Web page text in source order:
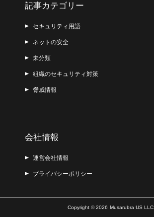
記事カテゴリー
セキュリティ用語
ネットの安全
未分類
組織のセキュリティ対策
脅威情報
会社情報
運営会社情報
プライバシーポリシー
Copyright © 2026 Musarubra US LLC